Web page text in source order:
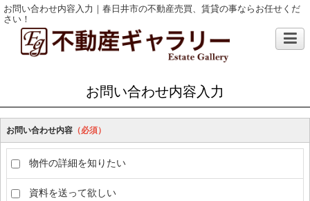
お問い合わせ内容入力｜春日井市の不動産売買、賃貸の事ならお任せくだ
さい！
お問い合わせ内容入力
お問い合わせ内容 （必須）
物件の詳細を知りたい
資料を送って欲しい